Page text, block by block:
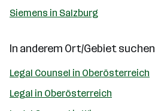
Siemens in Salzburg
In anderem Ort/Gebiet suchen
Legal Counsel in Oberösterreich
Legal in Oberösterreich